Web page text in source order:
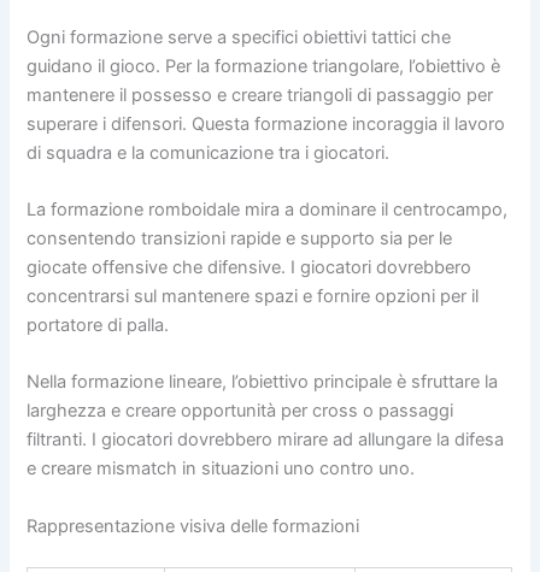
Ogni formazione serve a specifici obiettivi tattici che
guidano il gioco. Per la formazione triangolare, l’obiettivo è
mantenere il possesso e creare triangoli di passaggio per
superare i difensori. Questa formazione incoraggia il lavoro
di squadra e la comunicazione tra i giocatori.
La formazione romboidale mira a dominare il centrocampo,
consentendo transizioni rapide e supporto sia per le
giocate offensive che difensive. I giocatori dovrebbero
concentrarsi sul mantenere spazi e fornire opzioni per il
portatore di palla.
Nella formazione lineare, l’obiettivo principale è sfruttare la
larghezza e creare opportunità per cross o passaggi
filtranti. I giocatori dovrebbero mirare ad allungare la difesa
e creare mismatch in situazioni uno contro uno.
Rappresentazione visiva delle formazioni